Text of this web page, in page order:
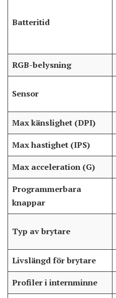
Batteritid
RGB-belysning
Sensor
Max känslighet (DPI)
Max hastighet (IPS)
Max acceleration (G)
Programmerbara
knappar
Typ av brytare
Livslängd för brytare
Profiler i internminne